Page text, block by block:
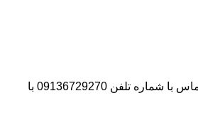
آدرس شرکت:استان تهران- شهر پیشوا- روبروی درب دانشگاه آزاد واحد ورامین – پیشوا – خیابان سروستان- انتهای کوچه سروستان نهم – پلاک 44- طریقه برقراری تماس با شماره تلفن 09136729270 با